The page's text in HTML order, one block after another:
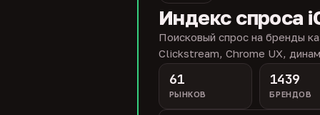
Индекс спроса
Поисковый спрос на бренды
Clickstream, Chrome UX,
61
РЫНКОВ
1439
БРЕНДОВ